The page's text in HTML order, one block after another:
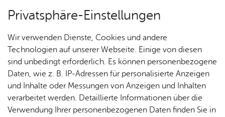
Ak­tu­el­les
Ver­an­stal­tun­gen
Oops, an error oc­cur­red! Re­quest: 38dc­c57cb004f
Privatsphäre-Einstellungen
Wir verwenden Dienste, Cookies und andere
Technologien auf unserer Webseite. Einige von diesen
sind unbedingt erforderlich. Es können personenbezogene
Daten, wie z. B. IP-Adressen für personalisierte Anzeigen
und Inhalte oder Messungen von Anzeigen und Inhalten
verarbeitet werden. Detaillierte Informationen über die
Verwendung Ihrer personenbezogenen Daten finden Sie in